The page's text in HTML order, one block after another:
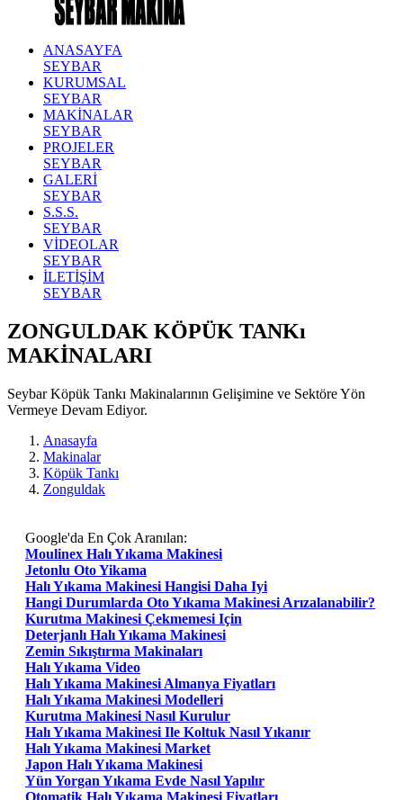
ANASAYFA
SEYBAR
KURUMSAL
SEYBAR
MAKİNALAR
SEYBAR
PROJELER
SEYBAR
GALERİ
SEYBAR
S.S.S.
SEYBAR
VİDEOLAR
SEYBAR
İLETİŞİM
SEYBAR
ZONGULDAK KÖPÜK TANKı
MAKİNALARI
Seybar Köpük Tankı Makinalarının Gelişimine ve Sektöre Yön
Vermeye Devam Ediyor.
Anasayfa
Makinalar
Köpük Tankı
Zonguldak
Google'da En Çok Aranılan:
Moulinex Halı Yıkama Makinesi
Jetonlu Oto Yikama
Halı Yıkama Makinesi Hangisi Daha Iyi
Hangi Durumlarda Oto Yıkama Makinesi Arızalanabilir?
Kurutma Makinesi Çekmemesi Için
Deterjanlı Halı Yıkama Makinesi
Zemin Sıkıştırma Makinaları
Halı Yıkama Video
Halı Yıkama Makinesi Almanya Fiyatları
Halı Yıkama Makinesi Modelleri
Kurutma Makinesi Nasıl Kurulur
Halı Yıkama Makinesi Ile Koltuk Nasıl Yıkanır
Halı Yıkama Makinesi Market
Japon Halı Yıkama Makinesi
Yün Yorgan Yıkama Evde Nasıl Yapılır
Otomatik Halı Yıkama Makinesi Fiyatları